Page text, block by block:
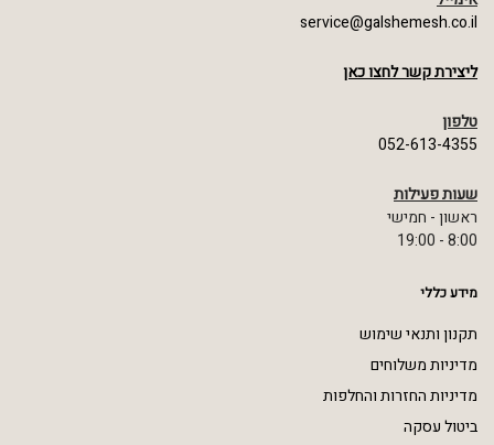
service@galshemesh.co.il
ליצירת קשר לחצו כאן
טלפון
052-613-4355
שעות פעילות
ראשון - חמישי
8:00 - 19:00
מידע כללי
תקנון ותנאי שימוש
מדיניות משלוחים
מדיניות החזרות והחלפות
ביטול עסקה